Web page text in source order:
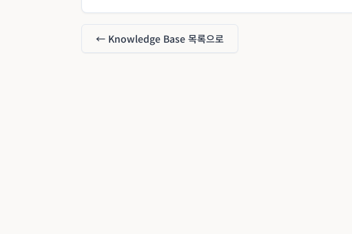
← Knowledge Base 목록으로